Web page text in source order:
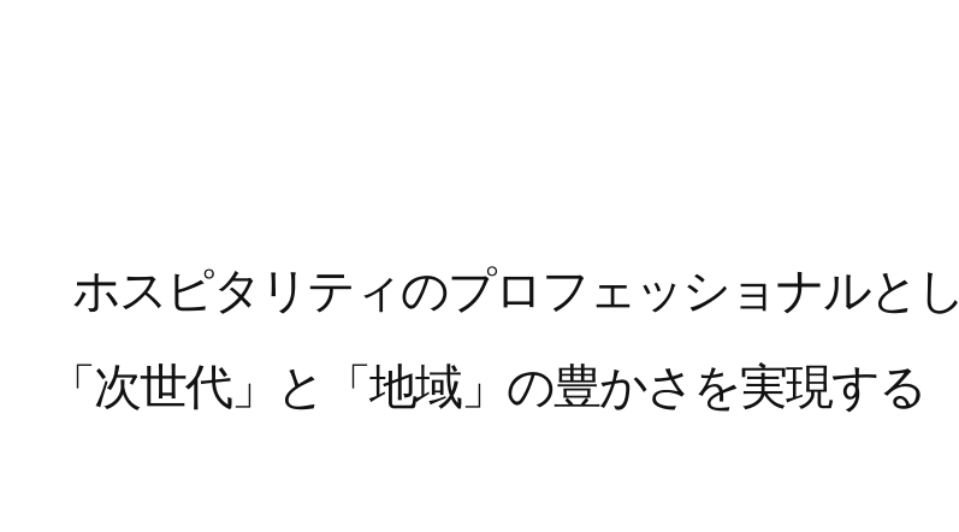
ホスピタ リティのプロフェッショナルと し
「 次世代」 と 「 地域」 の豊かさを実現する